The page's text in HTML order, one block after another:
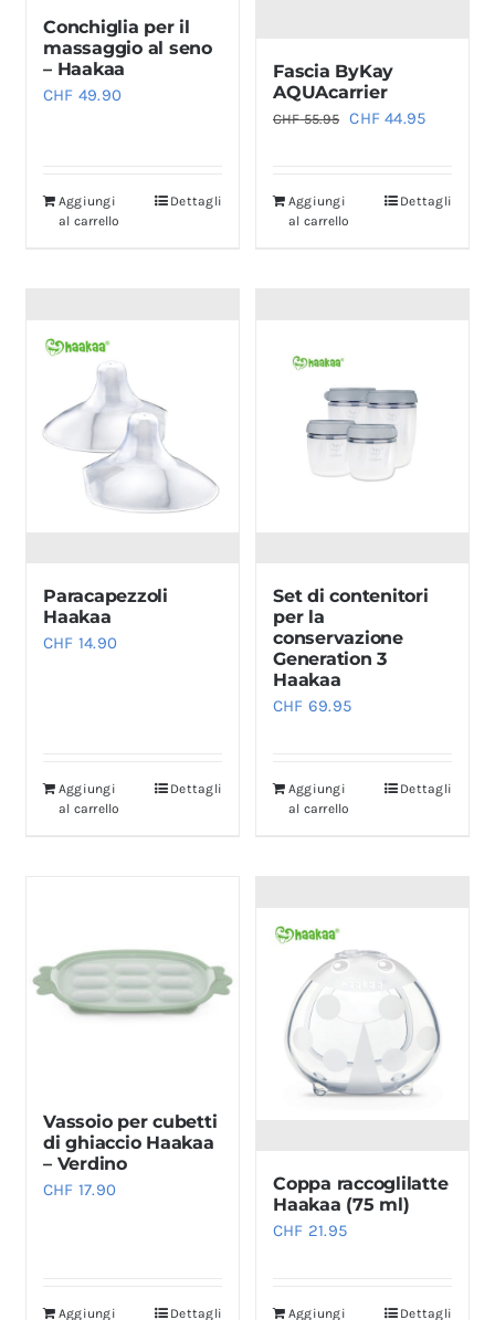
Conchiglia per il
massaggio al seno
– Haakaa
CHF 49.90
Aggiungi
al carrello
Dettagli
Fascia ByKay
AQUAcarrier
CHF55.95 Il
CHF44.95Il
è:
Aggiungi
al carrello
Dettagli
Paracapezzoli
Haakaa
CHF 14.90
Aggiungi
al carrello
Dettagli
Set di contenitori
per la
conservazione
Generation 3
Haakaa
CHF 69.95
Aggiungi
al carrello
Dettagli
Vassoio per cubetti
di ghiaccio Haakaa
– Verdino
CHF 17.90
Aggiungi
Dettagli
Coppa raccoglilatte
Haakaa (75 ml)
CHF 21.95
Aggiungi
Dettagli